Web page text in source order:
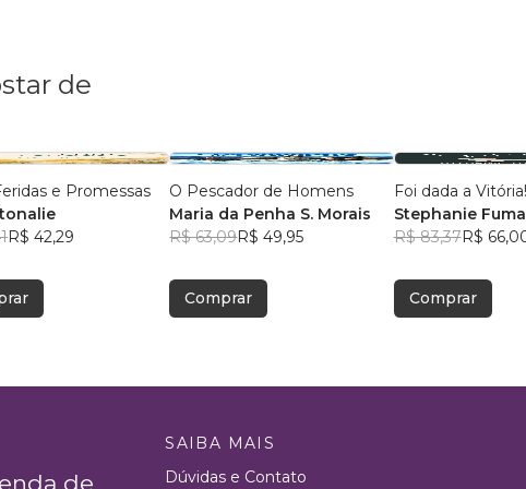
de
e Promessas
R$ 42,29
O Pescador de Homens
Maria da Penha S. Morais
R$ 63,09R$ 49,95
Comprar
Foi dada a Vitória!
Stephanie
R$ 83,37R$
Comprar
de
SAIBA MAIS
Dúvidas e Contato